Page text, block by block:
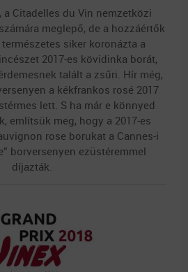
a Citadelles du Vin nemzetközi
meglepő, de a hozzáértők
siker koronázta a
2017-es kövidinka borát,
talált a zsűri. Hír még,
a kékfrankos rosé 2017
lett. S ha már e könnyed
említsük meg, hogy a 2017-es
rose borukat a Cannes-i
borversenyen ezüstéremmel
díjazták.